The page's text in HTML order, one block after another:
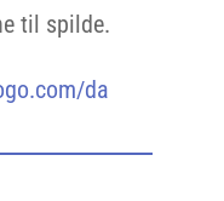
til spilde.
da